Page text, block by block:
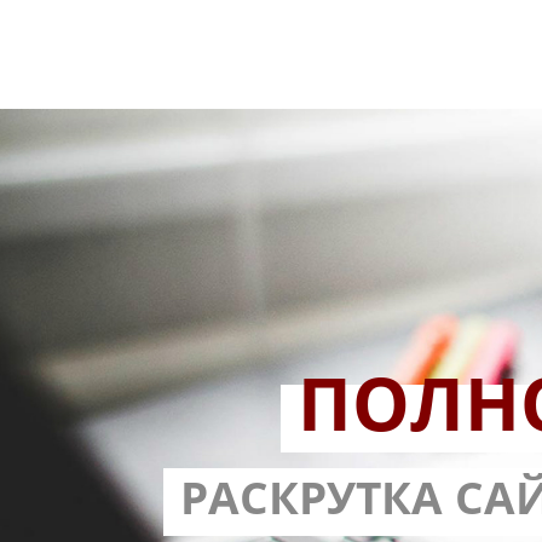
С
РАСКРУТКА